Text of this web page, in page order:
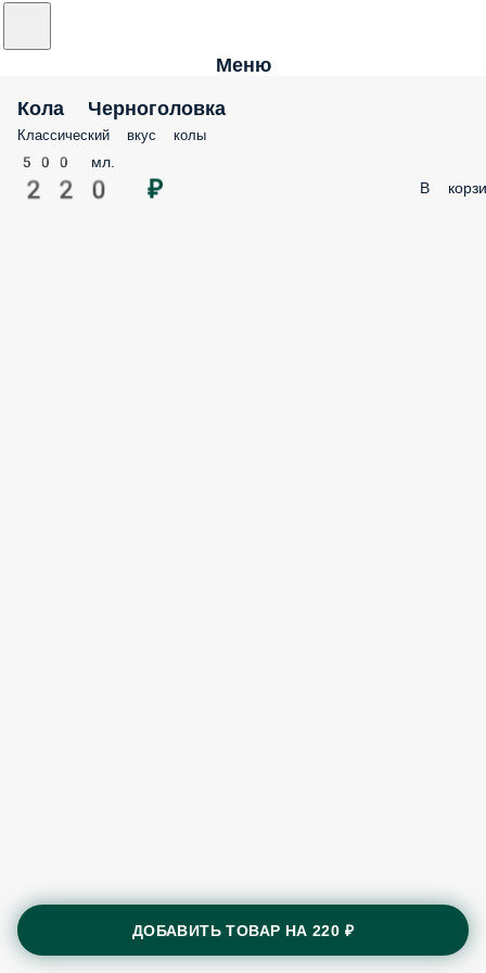
Меню
Кола Черноголовка
Классический вкус колы
500 мл.
220 ₽ В
ДОБАВИТЬ ТОВАР НА220 ₽